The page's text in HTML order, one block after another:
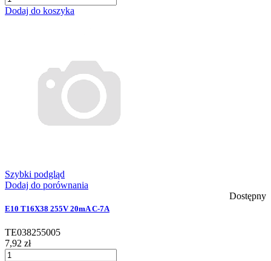
Dodaj do koszyka
Szybki podgląd
Dodaj do porównania
Dostępny
E10 T16X38 255V 20mA C-7A
TE038255005
7,92 zł